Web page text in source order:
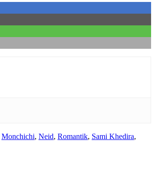
Monchichi, Neid, Romantik, Sami Khedira,